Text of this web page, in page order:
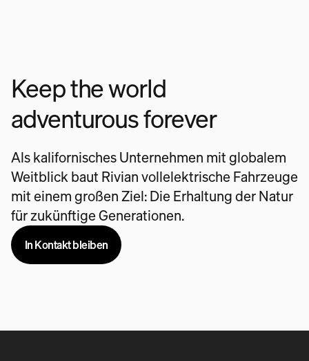
Keep the world
adventurous forever
Als kalifornisches Unternehmen mit globalem
Weitblick baut Rivian vollelektrische Fahrzeuge
mit einem großen Ziel: Die Erhaltung der Natur
für zukünftige Generationen.
In Kontakt bleiben